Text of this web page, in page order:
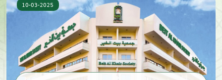
10-03-2025